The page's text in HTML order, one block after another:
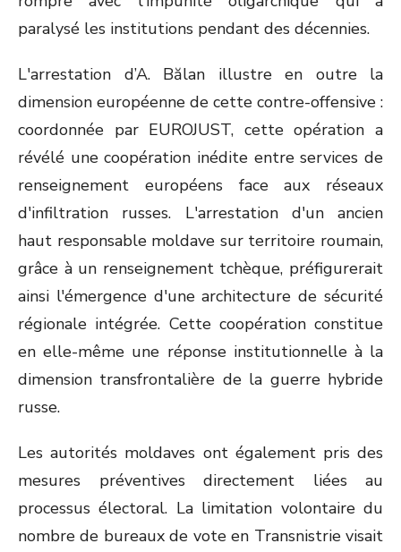
paralysé les institutions pendant des décennies.
L'arrestation d’A. Bălan illustre en outre la
dimension européenne de cette contre-offensive :
coordonnée par EUROJUST, cette opération a
révélé une coopération inédite entre services de
renseignement européens face aux réseaux
d'infiltration russes. L'arrestation d'un ancien
haut responsable moldave sur territoire roumain,
grâce à un renseignement tchèque, préfigurerait
ainsi l'émergence d'une architecture de sécurité
régionale intégrée. Cette coopération constitue
en elle-même une réponse institutionnelle à la
dimension transfrontalière de la guerre hybride
russe.
Les autorités moldaves ont également pris des
mesures préventives directement liées au
processus électoral. La limitation volontaire du
nombre de bureaux de vote en Transnistrie visait